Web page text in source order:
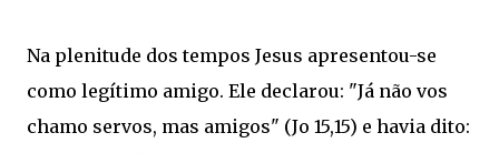
Na plenitude dos tempos Jesus apresentou-se
como legítimo amigo. Ele declarou: "Já não vos
chamo servos, mas amigos" (Jo 15,15) e havia dito: